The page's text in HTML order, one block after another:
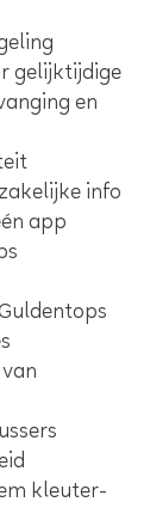
gelijktijdige
en
info
app
kleuter-